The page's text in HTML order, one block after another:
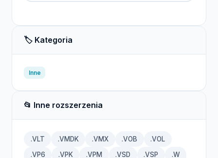
🏷️ Kategoria
Inne
📂 Inne rozszerzenia
.VLT .VMDK .VMX .VOB .VOL
.VP6 .VPK .VPM .VSD .VSP .W